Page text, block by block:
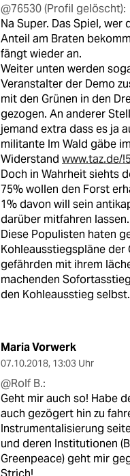
@76530 (Profil gelöscht):
Na Super. Das Spiel, wer
Anteil am Braten
fängt wieder an.
Weiter unten werden
Veranstalter der Demo
mit den Grünen in den
gezogen. An anderer
jemand extra dass es ja
militante Im Wald gäbe im
Widerstand www.taz.de/
Doch in Wahrheit siehts
75% wollen den Forst
1% davon will sein
darüber mitfahren lassen.
Diese Populisten haten
Kohleausstiegspläne der
gefährden mit ihrem
machenden
den Kohleausstieg selbst.
Maria Vorwerk
07.10.2018, 13:03 Uhr
@Rolf B.:
Geht mir auch so! Habe
auch gezögert hin zu
Instrumentalisierung
und deren Institutionen
Greenpeace) geht mir